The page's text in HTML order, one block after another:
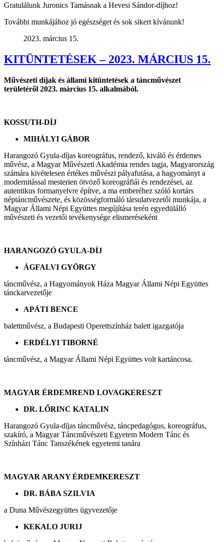
Gratulálunk Juronics Tamásnak a Hevesi Sándor-díjhoz!
További munkájához jó egészséget és sok sikert kívánunk!
2023. március 15.
KITÜNTETÉSEK – 2023. MÁRCIUS 15.
Művészeti díjak és állami kitüntetések a táncművészet
területéről 2023. március 15. alkalmából.
KOSSUTH-DÍJ
MIHÁLYI GÁBOR
Harangozó Gyula-díjas koreográfus, rendező, kiváló és érdemes
művész, a Magyar Művészeti Akadémia rendes tagja, Magyarország
számára kivételesen értékes művészi pályafutása, a hagyományt a
modernitással mesterien ötvöző koreográfiái és rendezései, az
autentikus formanyelvre építve, a ma emberéhez szóló kortárs
néptáncművészete, és közösségformáló társulatvezetői munkája, a
Magyar Állami Népi Együttes megújítása terén egyedülálló
művészeti és vezetői tevékenysége elismeréseként
HARANGOZÓ GYULA-DÍJ
ÁGFALVI GYÖRGY
táncművész, a Hagyományok Háza Magyar Állami Népi Együttes
tánckarvezetője
APÁTI BENCE
balettművész, a Budapesti Operettszínház balett igazgatója
ERDÉLYI TIBORNÉ
táncművész, a Magyar Állami Népi Együttes volt kartáncosa.
MAGYAR ÉRDEMREND LOVAGKERESZT
DR. LŐRINC KATALIN
Harangozó Gyula-díjas táncművész, táncpedagógus, koreográfus,
szakíró, a Magyar Táncművészeti Egyetem Modern Tánc és
Színházi Tánc Tanszékének egyetemi tanára
MAGYAR ARANY ÉRDEMKERESZT
DR. BÁBA SZILVIA
a Duna Művészegyüttes ügyvezetője
KEKALO JURIJ